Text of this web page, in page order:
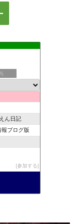
ん日記
報ブログ版
参加する